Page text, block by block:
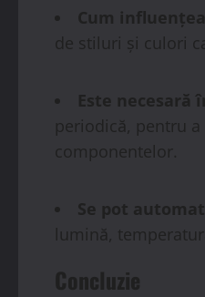
Cum
de stiluri și culori
Este
periodică, pentru
componentelor.
Se pot
lumină,
Concluzie